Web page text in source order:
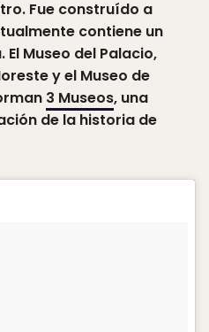
Fue construído a
contiene un
Museo del Palacio,
y el Museo de
3 Museos, una
de la historia de